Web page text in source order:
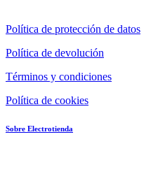
Política de protección de datos
Política de devolución
Términos y condiciones
Política de cookies
Sobre Electrotienda